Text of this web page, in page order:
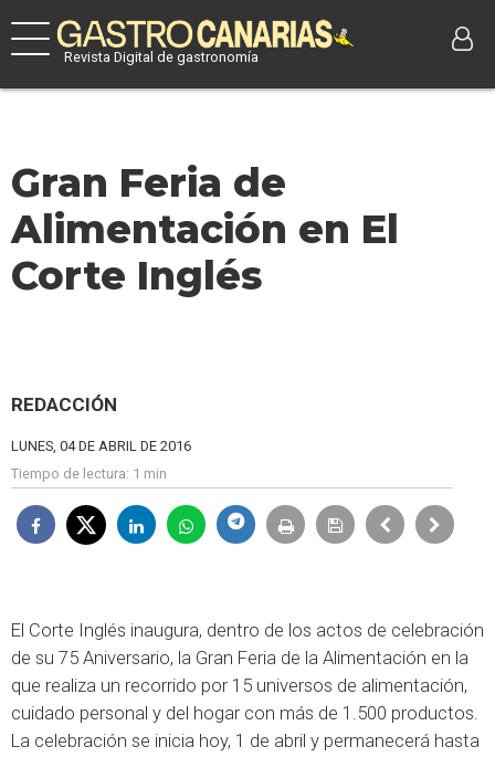
Revista Digital de gastronomía
Gran Feria de
Alimentación en El
Corte Inglés
REDACCIÓN
LUNES, 04 DE ABRIL DE 2016
Tiempo de lectura: 1 min
El Corte Inglés inaugura, dentro de los actos de celebración
de su 75 Aniversario, la Gran Feria de la Alimentación en la
que realiza un recorrido por 15 universos de alimentación,
cuidado personal y del hogar con más de 1.500 productos.
La celebración se inicia hoy, 1 de abril y permanecerá hasta